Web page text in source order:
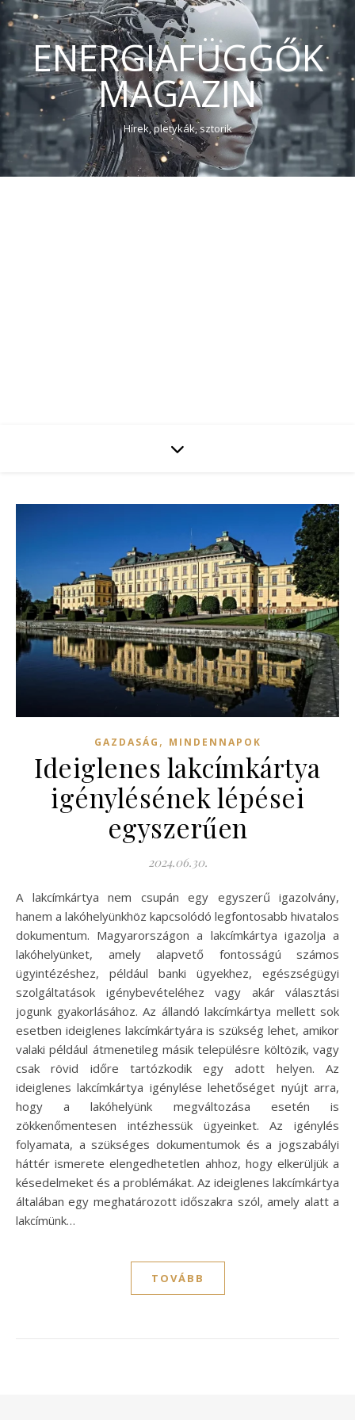
ENERGIAFÜGGŐK
MAGAZIN
Hírek, pletykák, sztorik
GAZDASÁG , MINDENNAPOK
Ideiglenes lakcímkártya
igénylésének lépései
egyszerűen
2024.06.30.
A lakcímkártya nem csupán egy egyszerű igazolvány,
hanem a lakóhelyünkhöz kapcsolódó legfontosabb hivatalos
dokumentum. Magyarországon a lakcímkártya igazolja a
lakóhelyünket, amely alapvető fontosságú számos
ügyintézéshez, például banki ügyekhez, egészségügyi
szolgáltatások igénybevételéhez vagy akár választási
jogunk gyakorlásához. Az állandó lakcímkártya mellett sok
esetben ideiglenes lakcímkártyára is szükség lehet, amikor
valaki például átmenetileg másik településre költözik, vagy
csak rövid időre tartózkodik egy adott helyen. Az
ideiglenes lakcímkártya igénylése lehetőséget nyújt arra,
hogy a lakóhelyünk megváltozása esetén is
zökkenőmentesen intézhessük ügyeinket. Az igénylés
folyamata, a szükséges dokumentumok és a jogszabályi
háttér ismerete elengedhetetlen ahhoz, hogy elkerüljük a
késedelmeket és a problémákat. Az ideiglenes lakcímkártya
általában egy meghatározott időszakra szól, amely alatt a
lakcímünk…
TOVÁBB